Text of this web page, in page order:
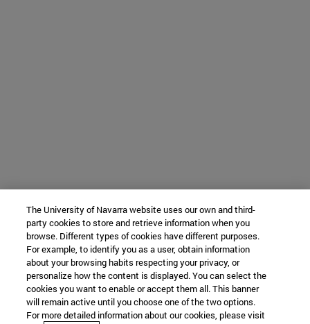
The University of Navarra website uses our own and third-
party cookies to store and retrieve information when you
browse. Different types of cookies have different purposes.
For example, to identify you as a user, obtain information
about your browsing habits respecting your privacy, or
personalize how the content is displayed. You can select the
cookies you want to enable or accept them all. This banner
will remain active until you choose one of the two options.
For more detailed information about our cookies, please visit